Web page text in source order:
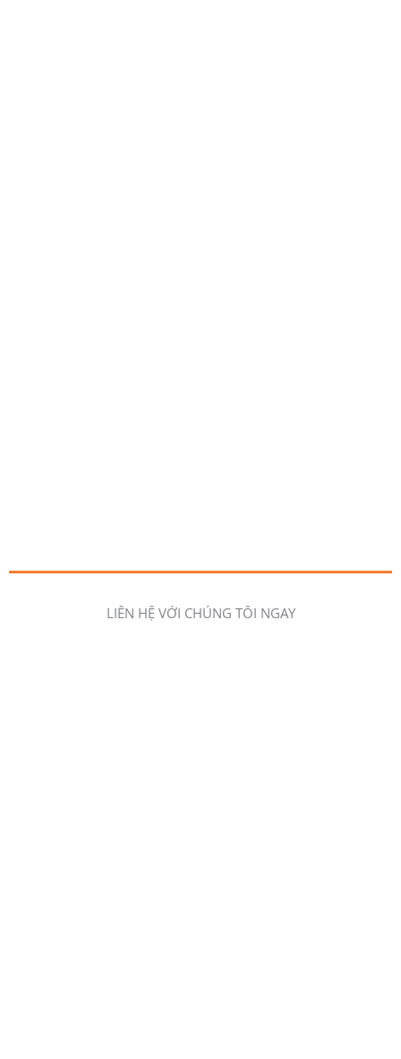
LIÊN HỆ VỚI CHÚNG TÔI NGAY